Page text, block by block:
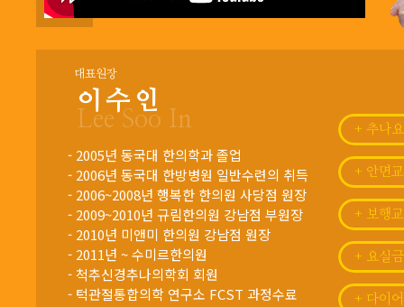
대표원장
이수인
Lee Soo In
- 2005년 동국대 한의학과 졸업
- 2006년 동국대 한방병원 일반수련의 취득
- 2006~2008년 행복한 한의원 사당점 원장
- 2009~2010년 규림한의원 강남점 부원장
- 2010년 미앤미 한의원 강남점 원장
- 2011년 ~ 수미르한의원
- 척추신경추나의학회 회원
- 턱관절통합의학 연구소 FCST 과정수료
+ 추나
+ 안면
+ 보행
+ 요실금
+ 다이